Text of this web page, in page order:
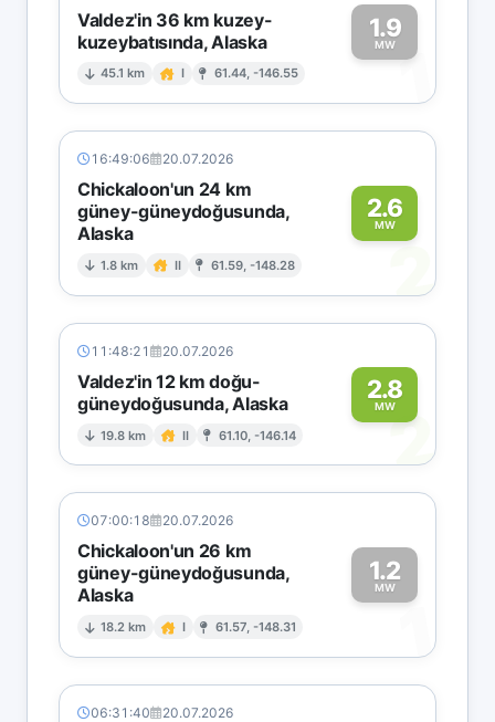
Valdez'in 36 km kuzey-
kuzeybatısında, Alaska
45.1 km I 61.44, -146.55
1.9
MW1
16:49:06 20.07.2026
Chickaloon'un 24 km
güney-güneydoğusunda,
Alaska
1.8 km II 61.59, -148.28
2.6
MW
2
11:48:21 20.07.2026
Valdez'in 12 km doğu-
güneydoğusunda, Alaska
19.8 km II 61.10, -146.14
2.8
MW2
07:00:18 20.07.2026
Chickaloon'un 26 km
güney-güneydoğusunda,
Alaska
18.2 km I 61.57, -148.31
1.2
MW
1
06:31:40 20.07.2026